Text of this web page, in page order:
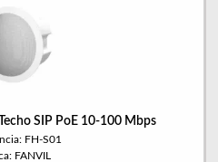
SIP PoE 10-100 Mbps
FH-S01
FANVIL